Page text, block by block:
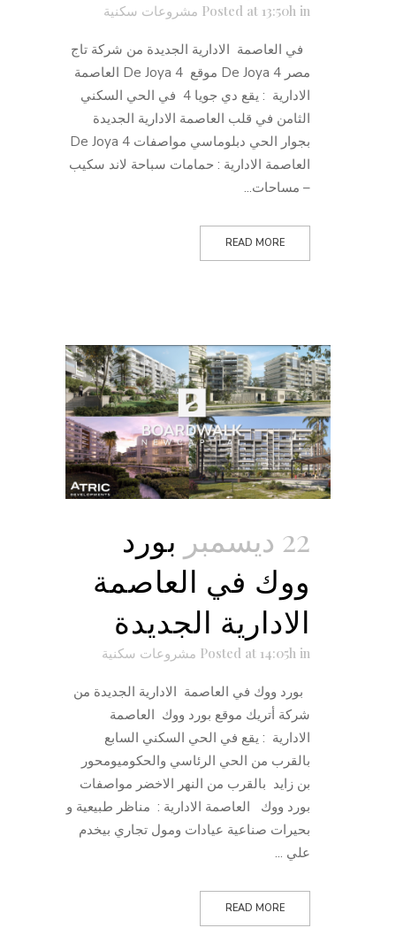
Posted at 13:50h in مشروعات سكنية
في العاصمة الادارية الجديدة من شركة تاج
مصر De Joya 4 موقع De Joya 4 العاصمة
الادارية : يقع دي جويا 4 في الحي السكني
الثامن في قلب العاصمة الادارية الجديدة
العاصمة الادارية : حمامات سباحة لاند سكيب
– مساحات...
READ MORE
22 ديسمبر
بورد
ووك في العاصمة
الادارية الجديدة
Posted at 14:05h in مشروعات سكنية
بورد ووك في العاصمة الادارية الجديدة من
شركة أتريك موقع بورد ووك العاصمة
الادارية : يقع في الحي السكني السابع
بالقرب من الحي الرئاسي والحكوميومحور
بن زايد بالقرب من النهر الاخضر مواصفات
بورد ووك العاصمة الادارية : مناظر طبيعية و
بحيرات صناعية عيادات ومول تجاري بيخدم
علي ...
READ MORE